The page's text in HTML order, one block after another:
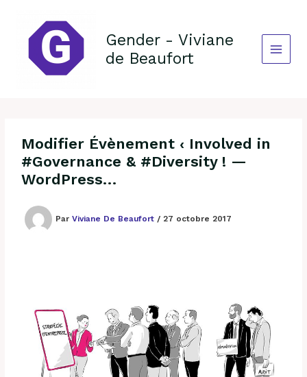
contenu
Gender - Viviane
de Beaufort
Modifier Évènement ‹ Involved in
#Governance & #Diversity ! —
WordPress…
ParViviane De Beaufort / 27 octobre 2017